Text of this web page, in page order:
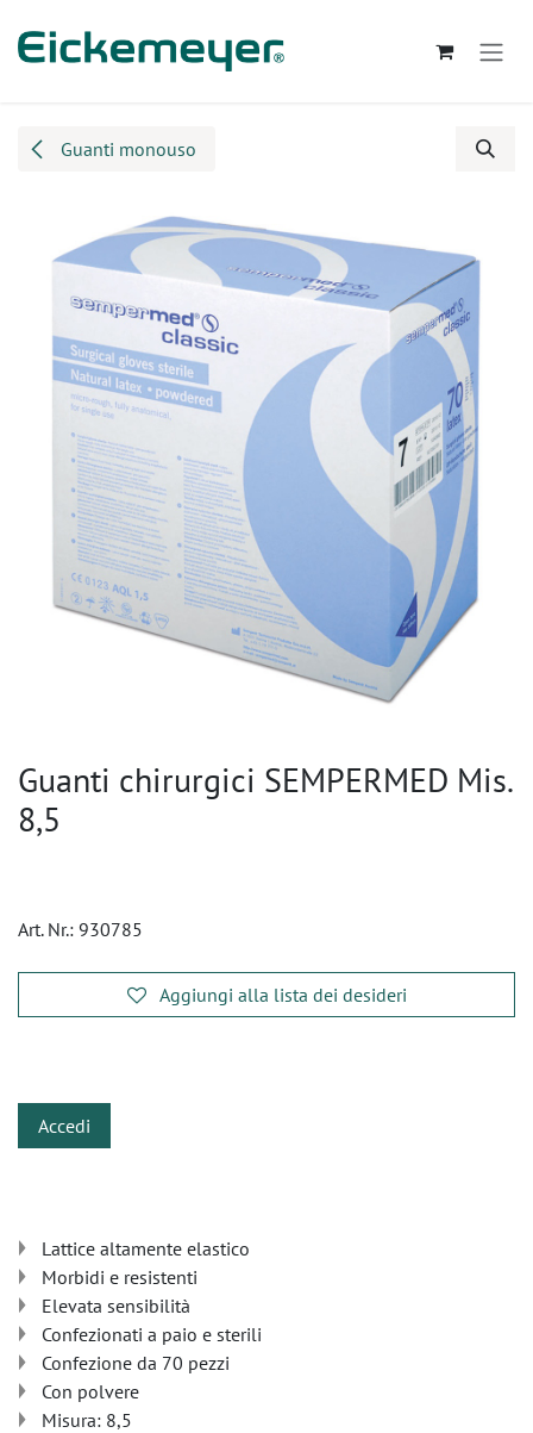
Guanti monouso
Guanti chirurgici SEMPERMED Mis.
8,5
Art. Nr.: 930785
Aggiungi alla lista dei desideri
Accedi
Lattice altamente elastico
Morbidi e resistenti
Elevata sensibilità
Confezionati a paio e sterili
Confezione da 70 pezzi
Con polvere
Misura: 8,5